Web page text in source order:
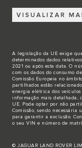
VISUALIZAR
A legislação da UE exige
determinados dados
2021 ou após esta data. O
com os dados do consumo
Comissão Europeia no
partilhados estão
energia elétrica dos
informação mais detalhada,
UE. Pode optar por não
Comissão, sendo
para garantir a exclusão.
o seu VIN e número de
© JAGUAR LAND ROVER